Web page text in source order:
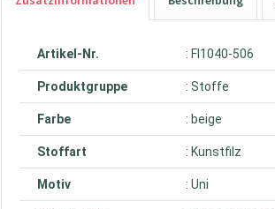
Artikel-Nr. : FI1040-506
Produktgruppe : Stoffe
Farbe : beige
Stoffart : Kunstfilz
Motiv : Uni